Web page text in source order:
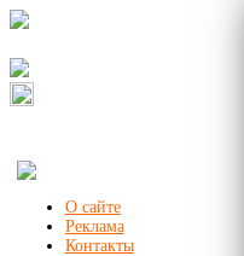
О сайте
Реклама
Контакты